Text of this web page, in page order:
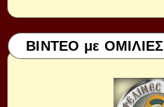
ΒΙΝΤΕΟ με ΟΜΙΛΙΕΣ